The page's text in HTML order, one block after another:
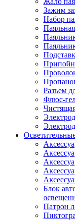
Зажим
Набор
Разъем
Флюс-
Блок
Патрон